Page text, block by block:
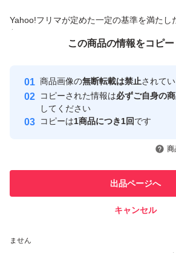
Yahoo!フリマが定めた一定の基準を満たし
付与しています
安心取引出品者
心・安全な
取引実績
引を完了
での取引実
ません
この商品の情報をコピ
商品画像の無断転載は禁止されて
コピーされた情報は必ずご自身の
してください
コピーは1商品につき1回です
商
出品ページへ
キャンセル
この商品をみている人にオススメ